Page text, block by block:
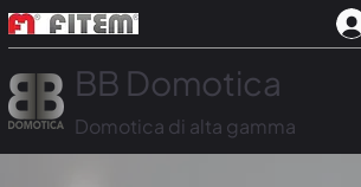
BB Domotica
Domotica di alta gamma